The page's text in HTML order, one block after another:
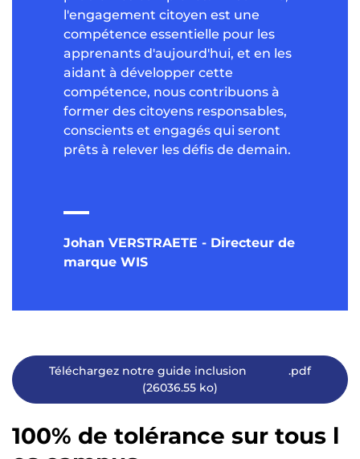
l'engagement citoyen est une
compétence essentielle pour les
apprenants d'aujourd'hui, et en les
aidant à développer cette
compétence, nous contribuons à
former des citoyens responsables,
conscients et engagés qui seront
prêts à relever les défis de demain.
Johan VERSTRAETE - Directeur de
marque WIS
Téléchargez notre guide inclusion
.pdf
(26036.55 ko)
100% de tolérance sur tous l